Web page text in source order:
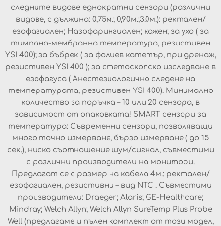
следните видове еднократни сензори (различни
видове, с дължина: 0,75м.; 0,90м.;3.0м.): ректален/
езофагиален; Назофарингиален; кожен; за ухо ( за
тимпано-мембранна температура, резистивен
YSI 400); за бъбрек ( за фолиев катетър, при дренаж,
резистивен YSI 400 ); за стетоскопско изследване в
езофагуса ( Анестезиологично следене на
температурата, резистивен YSI 400). Минимално
количество за поръчка – 10 или 20 сензора, в
зависимост от опаковката! SMART сензори за
температура: Съвременни сензори, позволяващи
много точно измерване, бързо измерване ( до 15
сек.), ниско съотношение шум/сигнал, съвместими
с различни производители на монитори.
Предлагат се с размер на кабела 4м.: ректален/
езофагиален, резистивни – вид NTC . Съвместими
производители: Draeger; Alaris; GE-Healthcare;
Mindray; Welch Allyn; Welch Allyn SureTemp Plus Probe
Well (предлагаме и пълен комплект от този модел,